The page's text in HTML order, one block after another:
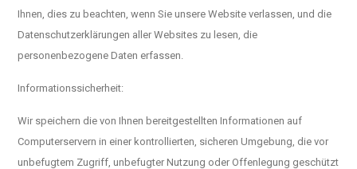
Ihnen, dies zu beachten, wenn Sie unsere Website verlassen, und die
Datenschutzerklärungen aller Websites zu lesen, die
personenbezogene Daten erfassen.
Informationssicherheit:
Wir speichern die von Ihnen bereitgestellten Informationen auf
Computerservern in einer kontrollierten, sicheren Umgebung, die vor
unbefugtem Zugriff, unbefugter Nutzung oder Offenlegung geschützt